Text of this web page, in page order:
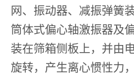
网、振动器、减振弹簧
筒体式偏心轴激振器及
装在筛箱侧板上，并由
旋转，产生离心惯性力